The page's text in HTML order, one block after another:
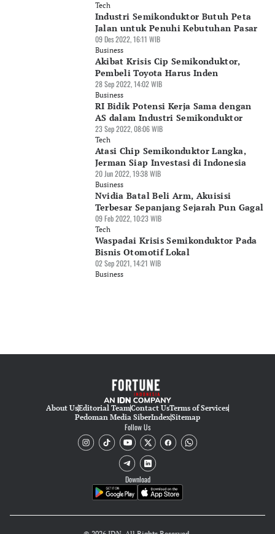
Tech
Industri Semikonduktor Butuh Peta
Jalan untuk Penuhi Kebutuhan Pasar
09 Des 2022, 16:11 WIB
Business
Akibat Krisis Cip Semikonduktor,
Pembeli Toyota Harus Inden
28 Sep 2022, 14:02 WIB
Business
RI Bidik Potensi Kerja Sama dengan
AS dalam Industri Semikonduktor
23 Sep 2022, 08:06 WIB
Tech
Atasi Chip Semikonduktor Langka,
Jerman Siap Investasi di Indonesia
20 Jun 2022, 19:38 WIB
Business
Nvidia Batal Beli Arm, Akuisisi
Terbesar Sepanjang Sejarah Pun Gagal
09 Feb 2022, 10:23 WIB
Tech
Waspadai Krisis Semikonduktor Pada
Bisnis Otomotif Lokal
02 Sep 2021, 14:21 WIB
Business
About UsEditorial TeamContact UsTerms of Services
Pedoman Media SiberIndexSitemap
Follow Us
Download